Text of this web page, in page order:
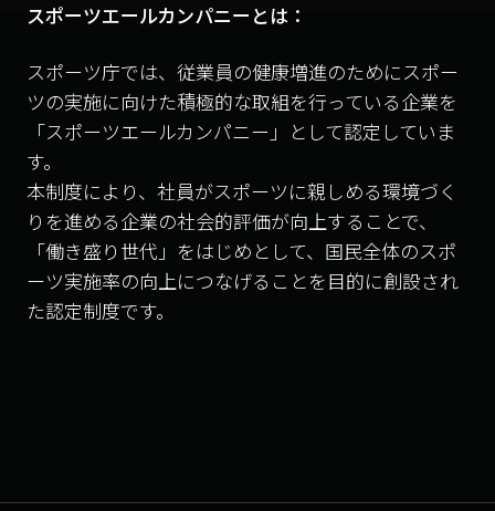
スポーツエールカンパニーとは：
スポーツ庁では、従業員の健康増進のためにスポー
ツの実施に向けた積極的な取組を行っている企業を
「スポーツエールカンパニー」として認定していま
す。
本制度により、社員がスポーツに親しめる環境づく
りを進める企業の社会的評価が向上することで、
「働き盛り世代」をはじめとして、国民全体のスポ
ーツ実施率の向上につなげることを目的に創設され
た認定制度です。